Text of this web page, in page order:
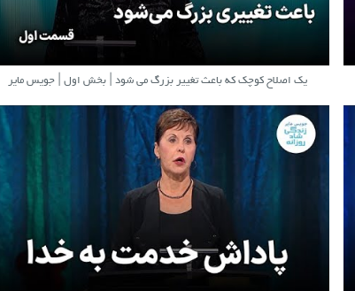
یک اصلاح کوچک که باعث تغییر بزرگ می شود | بخش اول | جویس مایر